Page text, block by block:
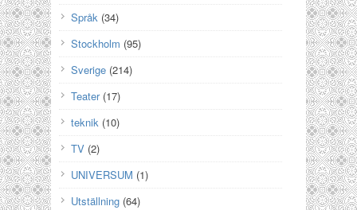
Språk (34)
Stockholm (95)
Sverige (214)
Teater(17)
teknik (10)
TV (2)
UNIVERSUM (1)
Utställning (64)